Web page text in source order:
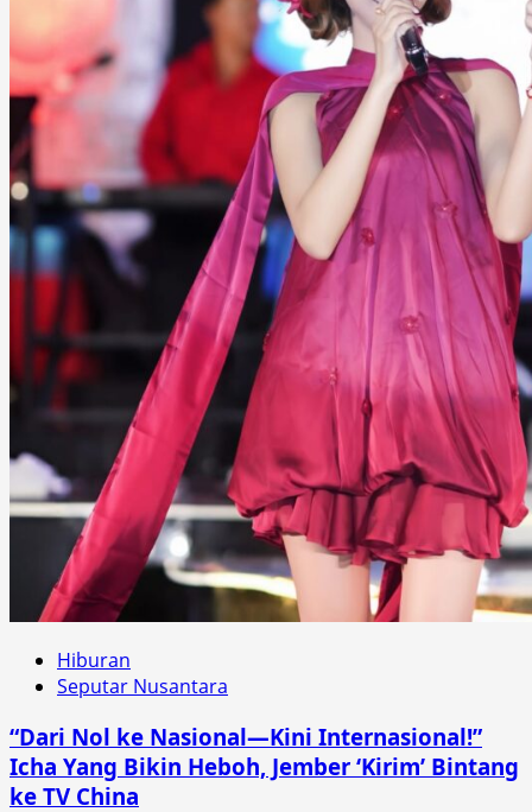
Hiburan
Seputar Nusantara
“Dari Nol ke Nasional—Kini Internasional!”
Icha Yang Bikin Heboh, Jember ‘Kirim’ Bintang
ke TV China